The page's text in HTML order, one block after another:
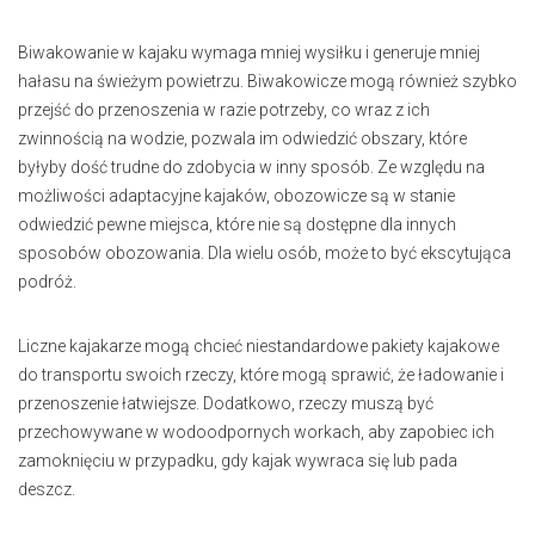
Biwakowanie w kajaku wymaga mniej wysiłku i generuje mniej
hałasu na świeżym powietrzu. Biwakowicze mogą również szybko
przejść do przenoszenia w razie potrzeby, co wraz z ich
zwinnością na wodzie, pozwala im odwiedzić obszary, które
byłyby dość trudne do zdobycia w inny sposób. Ze względu na
możliwości adaptacyjne kajaków, obozowicze są w stanie
odwiedzić pewne miejsca, które nie są dostępne dla innych
sposobów obozowania. Dla wielu osób, może to być ekscytująca
podróż.
Liczne kajakarze mogą chcieć niestandardowe pakiety kajakowe
do transportu swoich rzeczy, które mogą sprawić, że ładowanie i
przenoszenie łatwiejsze. Dodatkowo, rzeczy muszą być
przechowywane w wodoodpornych workach, aby zapobiec ich
zamoknięciu w przypadku, gdy kajak wywraca się lub pada
deszcz.